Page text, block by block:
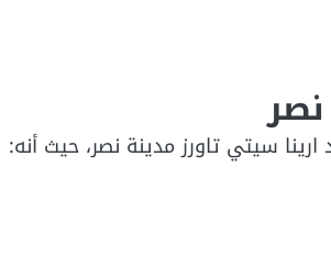
سيتي تاورز مدينة نصر، حيث أنه: